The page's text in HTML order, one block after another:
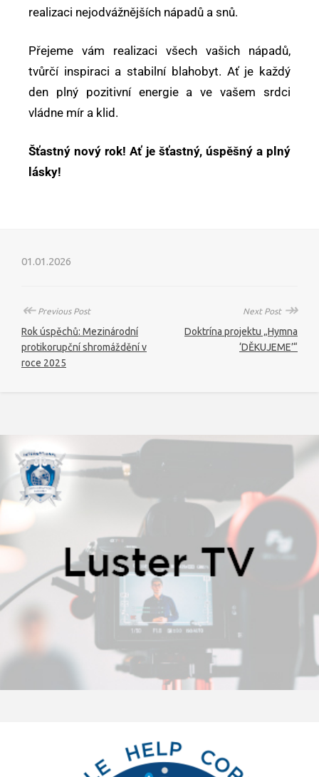
realizaci nejodvážnějších nápadů a snů.
Přejeme vám realizaci všech vašich nápadů,
tvůrčí inspiraci a stabilní blahobyt. Ať je každý
den plný pozitivní energie a ve vašem srdci
vládne mír a klid.
Šťastný nový rok! Ať je šťastný, úspěšný a plný
lásky!
01.01.2026
↞Previous Post
Rok úspěchů: Mezinárodní
protikorupční shromáždění v
roce 2025
Next Post ↠
Doktrína projektu „Hymna
‘DĚKUJEME’“